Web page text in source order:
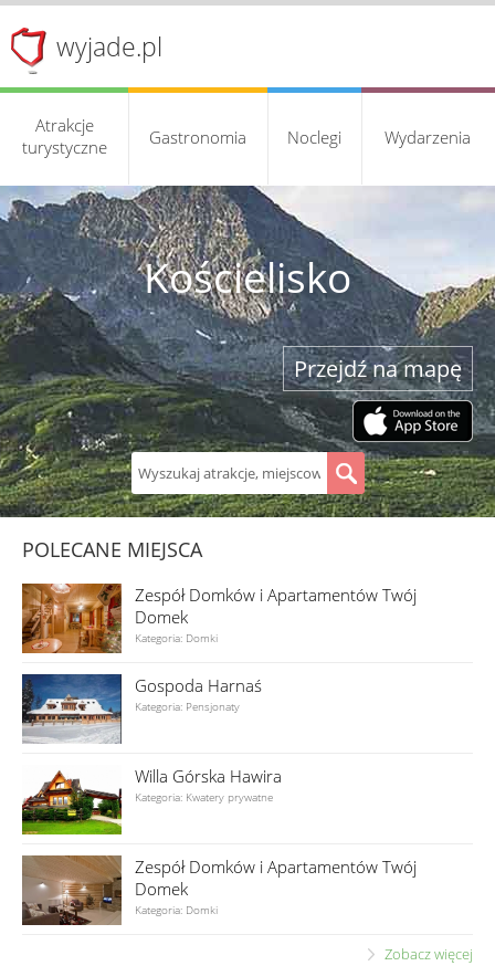
wyjade.pl
Atrakcje
turystyczne
Gastronomia Noclegi Wydarzenia
Kościelisko
Przejdź na mapę
POLECANE MIEJSCA
Zespół Domków i Apartamentów Twój
Domek
Kategoria: Domki
Gospoda Harnaś
Kategoria: Pensjonaty
Willa Górska Hawira
Kategoria: Kwatery prywatne
Zespół Domków i Apartamentów Twój
Domek
Kategoria: Domki
Zobacz więcej